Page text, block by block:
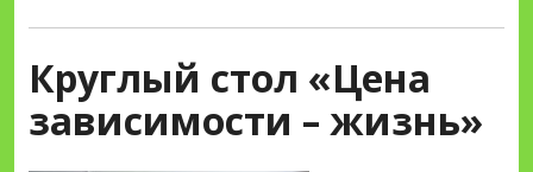
Круглый стол «Цена
зависимости – жизнь»